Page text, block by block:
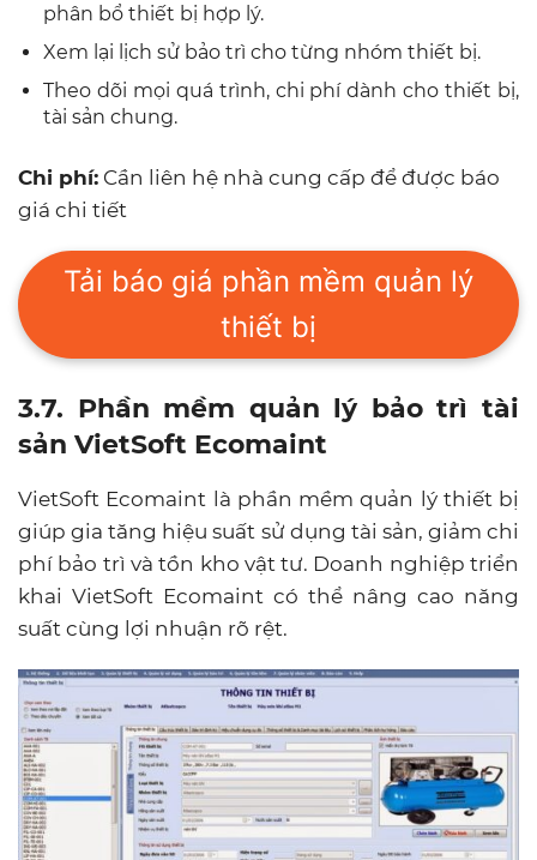
phân bổ thiết bị hợp lý.
Xem lại lịch sử bảo trì cho từng nhóm thiết bị.
Theo dõi mọi quá trình, chi phí dành cho thiết bị,
tài sản chung.
Chi phí: Cần liên hệ nhà cung cấp để được báo
giá chi tiết
Tải báo giá phần mềm quản lý
thiết bị
3.7. Phần mềm quản lý bảo trì tài
sản VietSoft Ecomaint
VietSoft Ecomaint là phần mềm quản lý thiết bị
giúp gia tăng hiệu suất sử dụng tài sản, giảm chi
phí bảo trì và tồn kho vật tư. Doanh nghiệp triển
khai VietSoft Ecomaint có thể nâng cao năng
suất cùng lợi nhuận rõ rệt.